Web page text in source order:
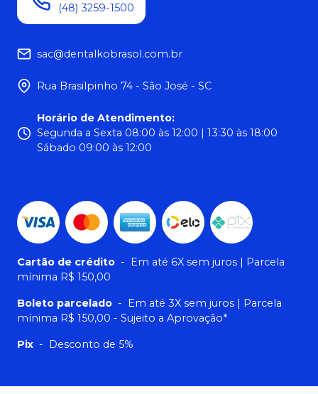
(48) 3259-1500
sac@dentalkobrasol.com.br
Rua Brasilpinho 74 - São José - SC
Horário de Atendimento:
Segunda a Sexta 08:00 às 12:00 | 13:30 às 18:00
Sábado 09:00 às 12:00
Cartão de crédito - Em até 6X sem juros | Parcela
mínima R$ 150,00
Boleto parcelado - Em até 3X sem juros | Parcela
mínima R$ 150,00 - Sujeito a Aprovação*
Pix - Desconto de 5%